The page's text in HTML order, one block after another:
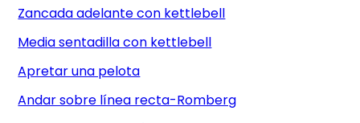
Zancada adelante con kettlebell
Media sentadilla con kettlebell
Apretar una pelota
Andar sobre línea recta-Romberg